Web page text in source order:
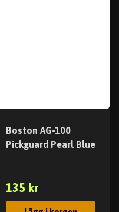
Boston AG-100
Pickguard Pearl Blue
135 kr